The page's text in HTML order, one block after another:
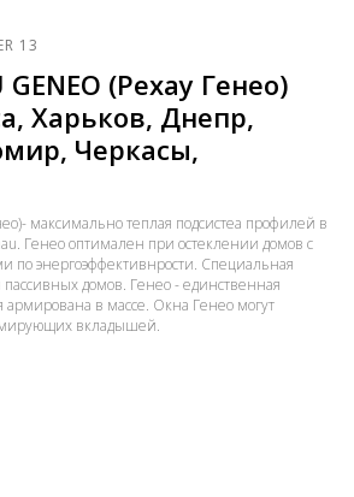
13
(Рехау Генео)
Харьков, Днепр,
Черкасы,
максимально теплая подсистеа профилей в
Генео оптимален при остеклении домов с
по энергоэффективнрости. Специальная
пассивных домов. Генео - единственная
армирована в массе. Окна Генео могут
вкладышей.